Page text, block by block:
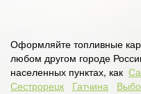
Оформляйте топливные
любом другом городе
населенных пунктах, как
Сестрорецк
Гатчина